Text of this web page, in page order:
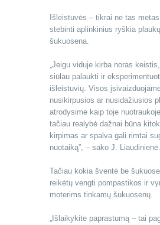
Išleistuvės – tikrai ne tas
stebinti aplinkinius ryškia
šukuosena.
„Jeigu viduje kirba noras
siūlau palaukti ir
išleistuvių. Visos
nusikirpusios ar nusidažiusios
atrodysime kaip toje
tačiau realybė dažnai būna
kirpimas ar spalva gali rimtai
nuotaiką”, – sako J. Liaudinienė.
Tačiau kokia šventė be
reikėtų vengti pompastikos ir
moterims tinkamų šukuosenų.
„Išlaikykite paprastumą – tai